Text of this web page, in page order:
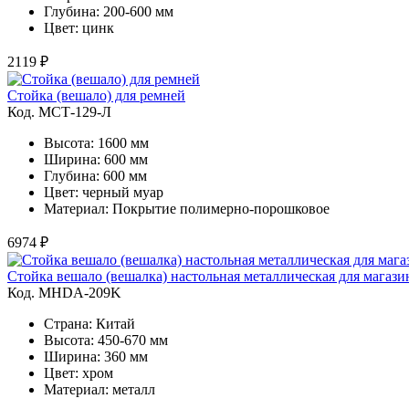
Глубина: 200-600 мм
Цвет: цинк
2119 ₽
Стойка (вешало) для ремней
Код. MСТ-129-Л
Высота: 1600 мм
Ширина: 600 мм
Глубина: 600 мм
Цвет: черный муар
Материал: Покрытие полимерно-порошковое
6974 ₽
Стойка вешало (вешалка) настольная металлическая для
Код. MHDA-209K
Страна: Китай
Высота: 450-670 мм
Ширина: 360 мм
Цвет: хром
Материал: металл